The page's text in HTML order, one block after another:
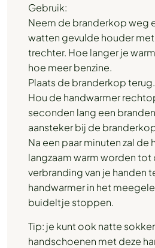
Gebruik:
Neem de branderkop weg
watten gevulde houder
trechter. Hoe langer je
hoe meer benzine.
Plaats de branderkop terug.
Hou de handwarmer
seconden lang een
aansteker bij de
Na een paar minuten zal de
langzaam warm worden tot
verbranding van je handen
handwarmer in het
buideltje stoppen.
Tip: je kunt ook natte
handschoenen met deze